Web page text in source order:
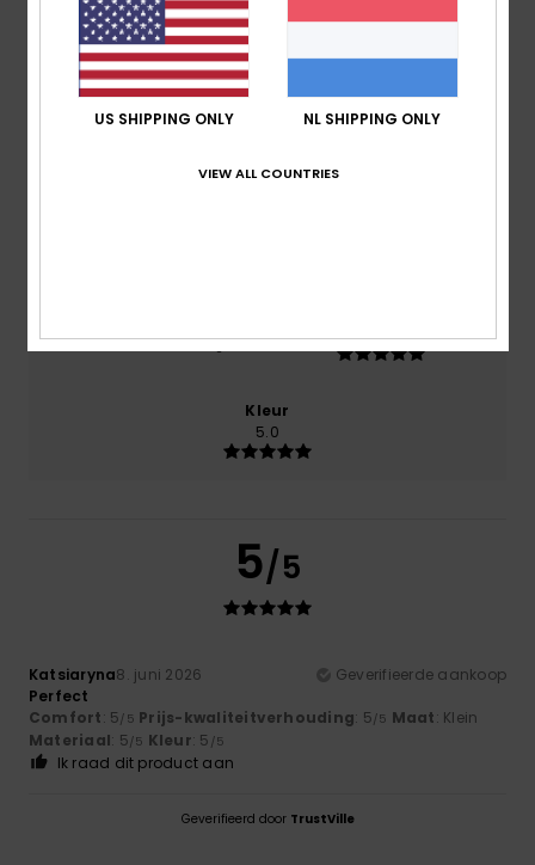
gebaseerd op1 geverifieerde beoordelingen
juni 2026
100% van onze klanten bevelen dit product aan
Comfort
5.0
Kleur
5.0
5/5
Katsiaryna8. juni 2026
Geverifieerde aankoop
Perfect
Comfort: 5/5 Prijs-kwaliteitverhouding: 5/5 Maat: Klein
Materiaal: 5/5 Kleur: 5 /5
Ik raad dit product aan
Geverifieerd door TrustVille
US SHIPPING ONLY NL SHIPPING ONLY
VIEW ALL COUNTRIES